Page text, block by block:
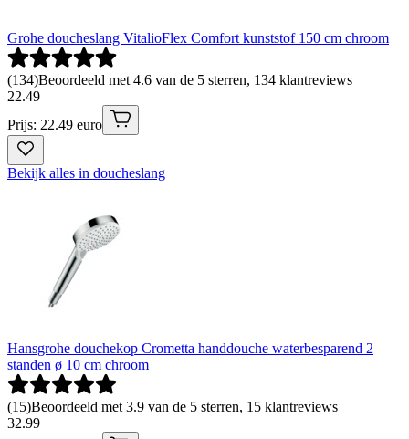
Grohe doucheslang VitalioFlex Comfort kunststof 150 cm chroom
(134)Beoordeeld met 4.6 van de 5 sterren, 134 klantreviews
22.49
Prijs: 22.49 euro
Bekijk alles in doucheslang
Hansgrohe douchekop Crometta handdouche waterbesparend 2
standen ø 10 cm chroom
(15)Beoordeeld met 3.9 van de 5 sterren, 15 klantreviews
32.99